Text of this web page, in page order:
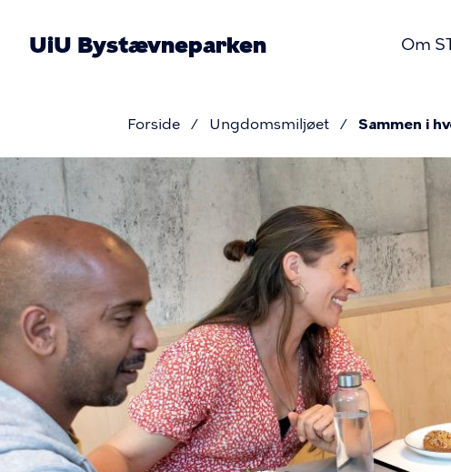
hovedindhold
UiU Bystævneparken Om
Forside Ungdomsmiljøet Sammen i